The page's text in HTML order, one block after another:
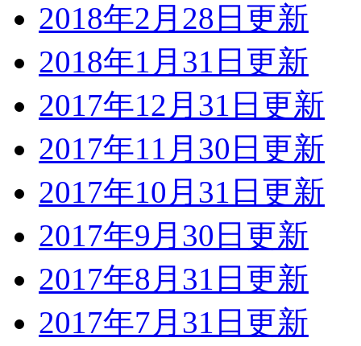
2018年2月28日更新
2018年1月31日更新
2017年12月31日更新
2017年11月30日更新
2017年10月31日更新
2017年9月30日更新
2017年8月31日更新
2017年7月31日更新